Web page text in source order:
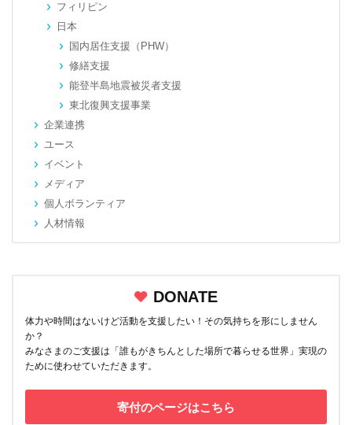
フィリピン
日本
国内居住支援（PHW）
修繕支援
能登半島地震被災者支援
東北復興支援事業
企業連携
ユース
イベント
メディア
個人ボランティア
人材情報
DONATE
体力や時間はないけど活動を支援したい！その気持ちを形にしません
か？
みなさまのご支援は「誰もがきちんとした場所で暮らせる世界」実現の
ために使わせていただきます。
寄付のページはこちら